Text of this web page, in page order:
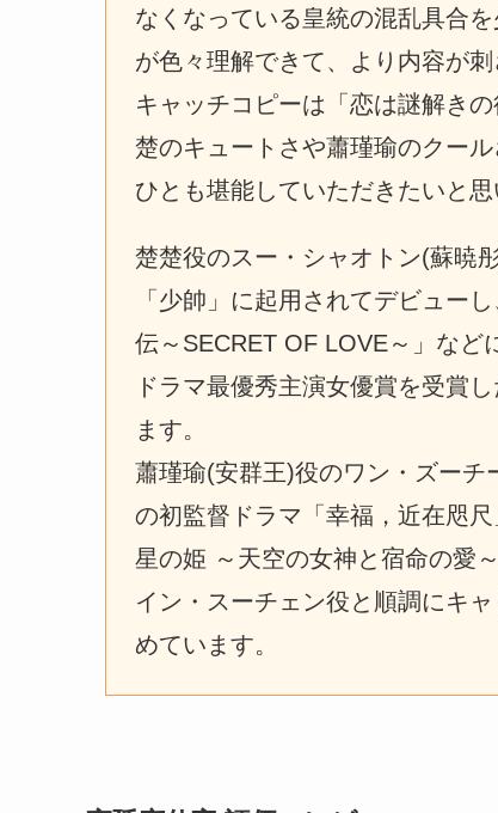
なくなっている皇統の混乱具合
が色々理解できて、より内容が
キャッチコピーは「恋は謎解き
楚のキュートさや蕭瑾瑜のクー
ひとも堪能していただきたいと思
楚楚役のスー・シャオトン(蘇暁
「少帥」に起用されてデビュー
伝～SECRET OF LOVE～」など
ドラマ最優秀主演女優賞を受賞
ます。
蕭瑾瑜(安群王)役のワン・ズーチ
の初監督ドラマ「幸福，近在咫
星の姫 ～天空の女神と宿命の愛
イン・スーチェン役と順調にキ
めています。